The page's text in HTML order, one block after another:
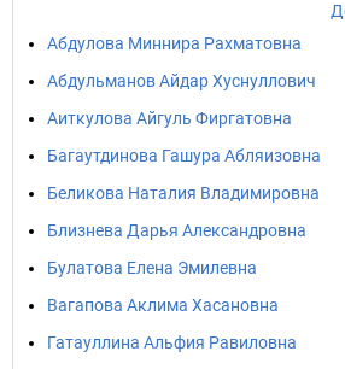
Абдулова Миннира Рахматовна
Абдульманов Айдар Хуснуллович
Аиткулова Айгуль Фиргатовна
Багаутдинова Гашура Абляизовна
Беликова Наталия Владимировна
Близнева Дарья Александровна
Булатова Елена Эмилевна
Вагапова Аклима Хасановна
Гатауллина Альфия Равиловна